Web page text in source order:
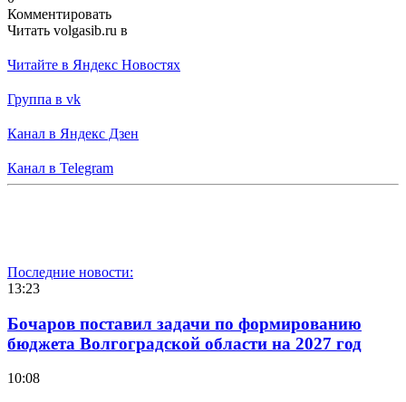
Комментировать
Читать volgasib.ru в
Читайте в Яндекс Новостях
Группа в vk
Канал в Яндекс Дзен
Канал в Telegram
Последние новости:
13:23
Бочаров поставил задачи по формированию
бюджета Волгоградской области на 2027 год
10:08